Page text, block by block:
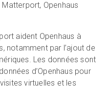
Openhaus
aident Openhaus à
notamment par l’ajout de
Les données sont
d’Openhaus pour
virtuelles et les